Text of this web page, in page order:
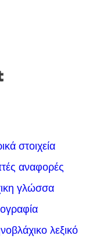
στοιχεία
αναφορές
γλώσσα
λεξικό